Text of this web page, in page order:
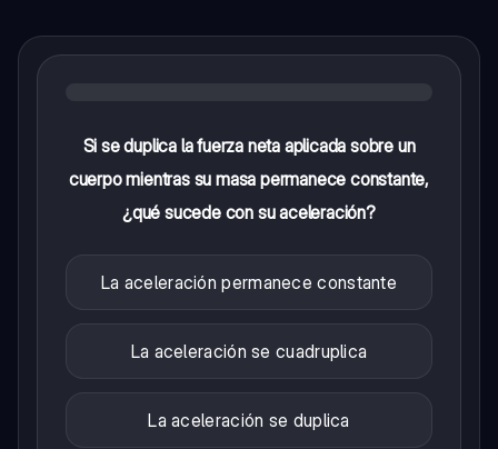
Si se duplica la fuerza neta aplicada sobre un
cuerpo mientras su masa permanece constante,
¿qué sucede con su aceleración?
La aceleración permanece constante
La aceleración se cuadruplica
La aceleración se duplica